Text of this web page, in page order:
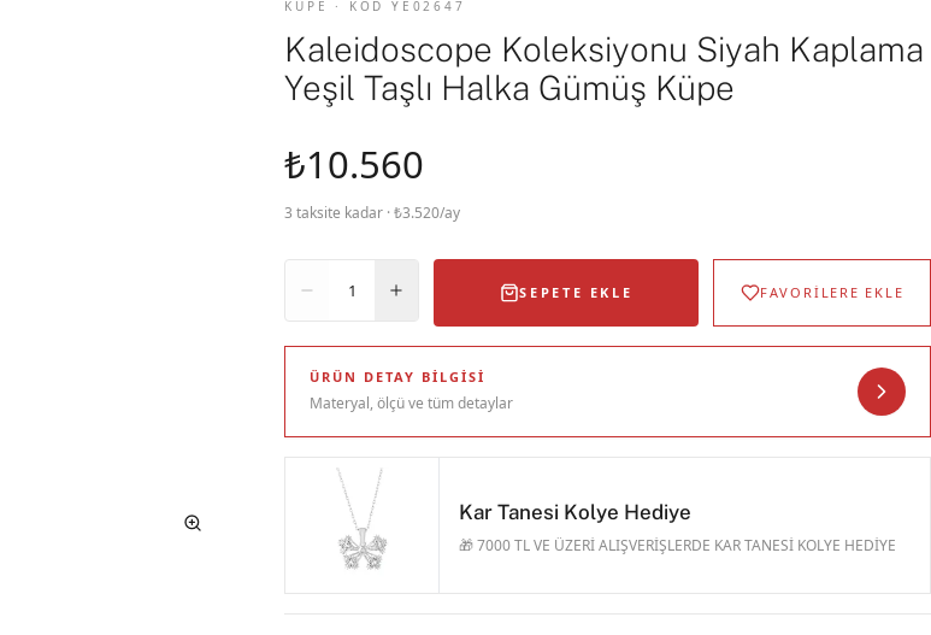
KÜPE · KOD YE02647
Kaleidoscope Koleksiyonu Siyah Kaplama
Yeşil Taşlı Halka Gümüş Küpe
₺10.560
3 taksite kadar · ₺3.520/ay
1 SEPETE EKLE FAVORİLERE EKLE
ÜRÜN DETAY BILGISI
Materyal, ölçü ve tüm detaylar
Kar Tanesi Kolye Hediye
🎁 7000 TL VE ÜZERİ ALIŞVERİŞLERDE KAR TANESİ KOLYE HEDİYE